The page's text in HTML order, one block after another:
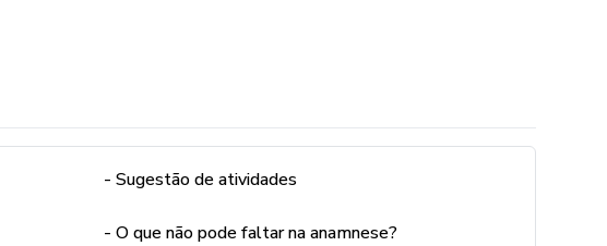
que aquele corpo está sedento ou excedente. Assim conseguimos
tornando a criança cada vez mais apta a receber os estímulos,
- Sugestão de atividades
- O que não pode faltar na anamnese?